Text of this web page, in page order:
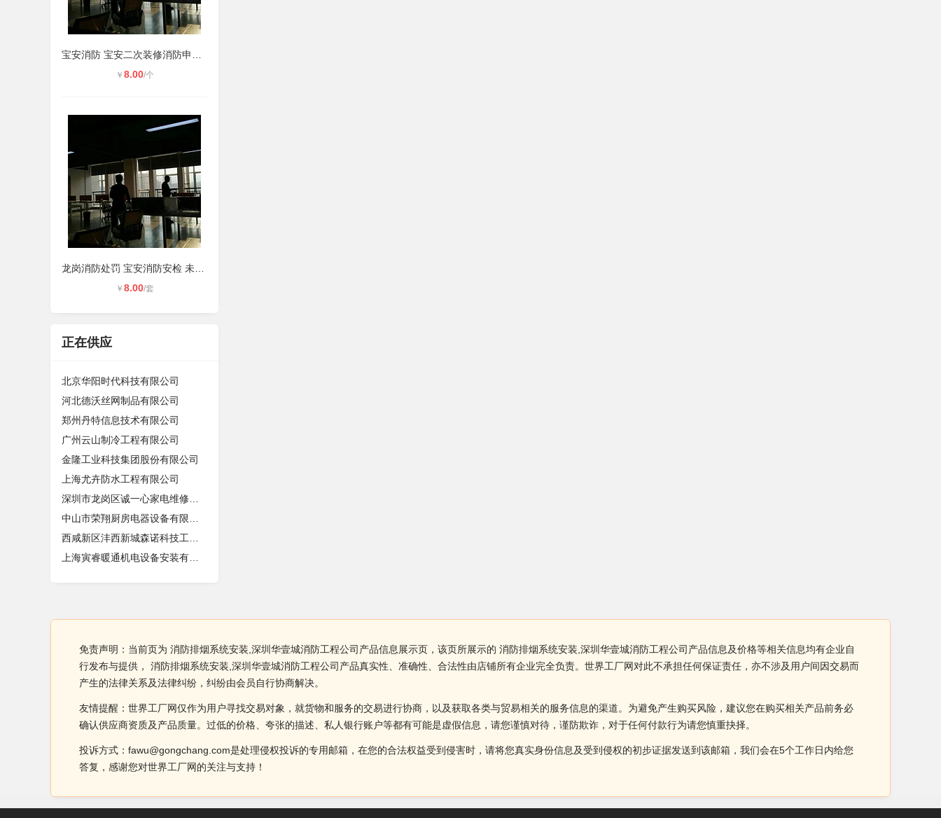
￥ 8.00/个
￥ 8.00/套
正在供应
北京华阳时代科技有限公司
河北德沃丝网制品有限公司
郑州丹特信息技术有限公司
广州云山制冷工程有限公司
金隆工业科技集团股份有限公司
上海尤卉防水工程有限公司
免责声明：当前页为 消防排烟系统安装,深圳华壹城消防工程公司产品信息展示页，该页所展示的 消防排烟系统安装,深圳华壹城消防工程公司产品信息及价格等相关信息均有企业自
行发布与提供， 消防排烟系统安装,深圳华壹城消防工程公司产品真实性、准确性、合法性由店铺所有企业完全负责。世界工厂网对此不承担任何保证责任，亦不涉及用户间因交易而
产生的法律关系及法律纠纷，纠纷由会员自行协商解决。
友情提醒：世界工厂网仅作为用户寻找交易对象，就货物和服务的交易进行协商，以及获取各类与贸易相关的服务信息的渠道。为避免产生购买风险，建议您在购买相关产品前务必
确认供应商资质及产品质量。过低的价格、夸张的描述、私人银行账户等都有可能是虚假信息，请您谨慎对待，谨防欺诈，对于任何付款行为请您慎重抉择。
投诉方式：fawu@gongchang.com是处理侵权投诉的专用邮箱，在您的合法权益受到侵害时，请将您真实身份信息及受到侵权的初步证据发送到该邮箱，我们会在5个工作日内给您
答复，感谢您对世界工厂网的关注与支持！